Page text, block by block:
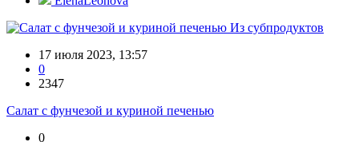
Из субпродуктов
17 июля 2023, 13:57
0
2347
Салат с фунчезой и куриной печенью
0